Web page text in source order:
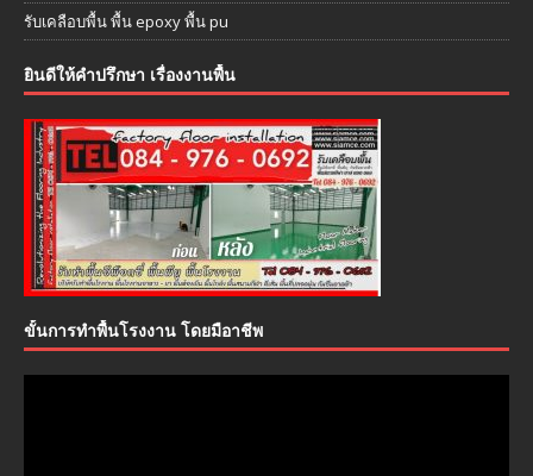
รับเคลือบพื้น พื้น epoxy พื้น pu
ยินดีให้คำปรึกษา เรื่องงานพื้น
ขั้นการทำพื้นโรงงาน โดยมือาชีพ